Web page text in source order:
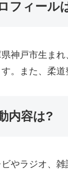
フィール
神戸市生ま
。また、柔道
内容は?
やラジオ、雑